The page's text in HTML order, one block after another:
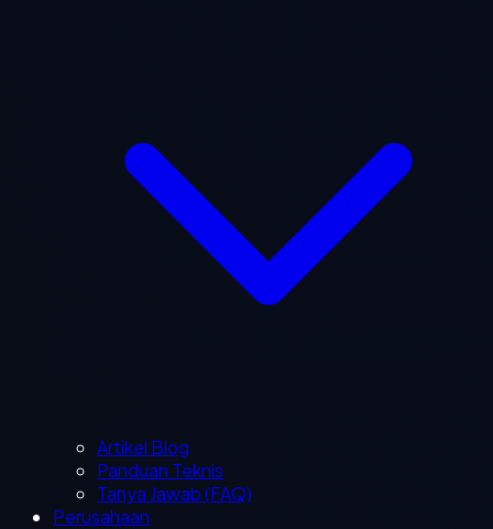
Artikel Blog
Panduan Teknis
Tanya Jawab (FAQ)
Perusahaan